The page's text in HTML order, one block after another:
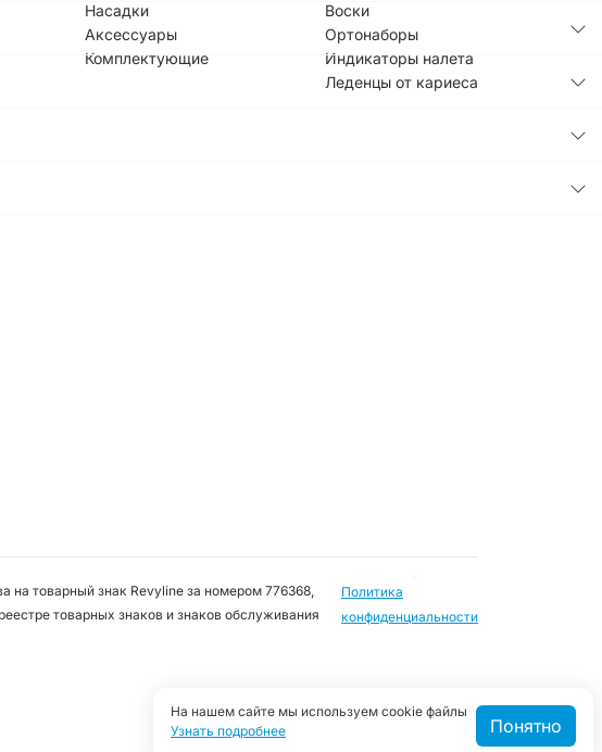
Насадки
Аксессуары
Комплектующие
Воски
Ортонаборы
Индикаторы налета
Леденцы от кариеса
на товарный знак Revyline за номером 776368,
товарных знаков и знаков обслуживания
Политика
конфиденциальности
На нашем сайте мы используем cookie файлы
Узнать подробнее
Понятно